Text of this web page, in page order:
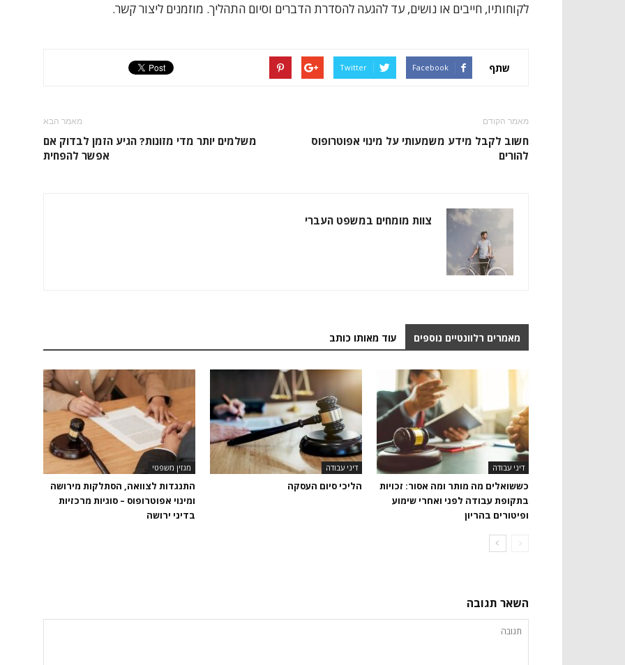
לקוחותיו, חייבים או נושים, עד להגעה להסדרת הדברים וסיום התהליך. מוזמנים ליצור קשר.
שתף Facebook
Twitter
מאמר הקודם
חשוב לקבל מידע משמעותי על מינוי אפוטרופוס
להורים
מאמר הבא
משלמים יותר מדי מזונות? הגיע הזמן לבדוק אם
אפשר להפחית
צוות מומחים במשפט העברי
מאמרים רלוונטיים נוספים עוד מאותו כותב
דיני עבודה
כששואלים מה מותר ומה אסור: זכויות
בתקופת עבודה לפני ואחרי שימוע
ופיטורים בהריון
דיני עבודה
הליכי סיום העסקה
מגזין משפטי
התנגדות לצוואה, הסתלקות מירושה
ומינוי אפוטרופוס – סוגיות מרכזיות
בדיני ירושה
השאר תגובה